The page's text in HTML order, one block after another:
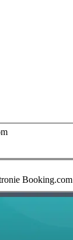
Booking.com